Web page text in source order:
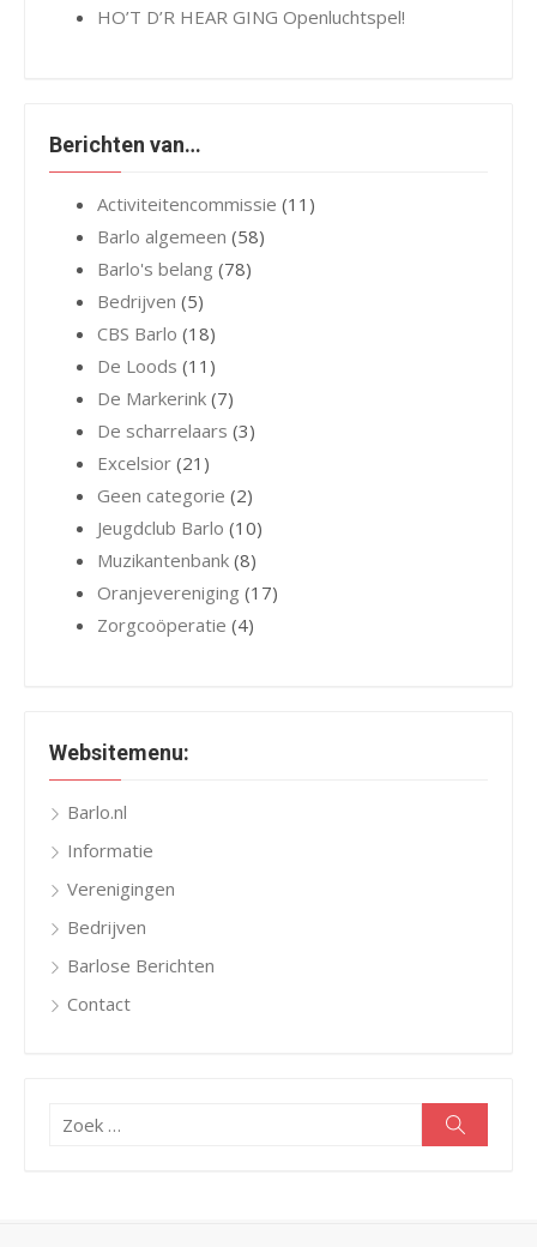
HO’T D’R HEAR GING Openluchtspel!
Berichten van…
Activiteitencommissie (11)
Barlo algemeen (58)
Barlo's belang (78)
Bedrijven (5)
CBS Barlo (18)
De Loods (11)
De Markerink (7)
De scharrelaars (3)
Excelsior (21)
Geen categorie (2)
Jeugdclub Barlo (10)
Muzikantenbank (8)
Oranjevereniging (17)
Zorgcoöperatie (4)
Websitemenu:
Barlo.nl
Informatie
Verenigingen
Bedrijven
Barlose Berichten
Contact
Zoeken